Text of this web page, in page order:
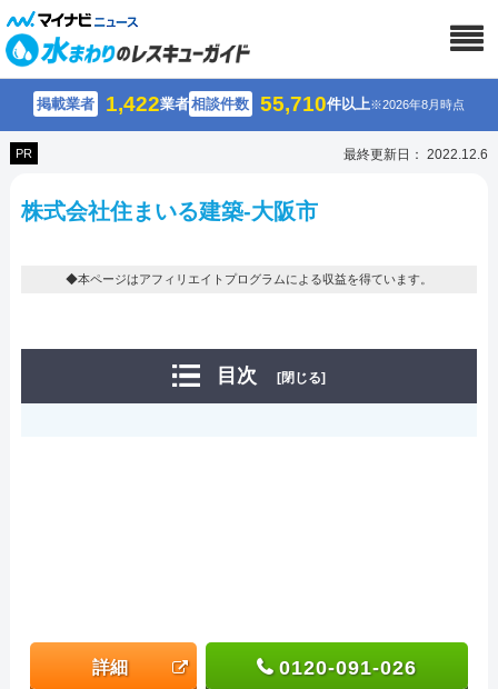
掲載業者 1,422業者相談件数 55,710件以上※2026年8月時点
PR 最終更新日： 2022.12.6
株式会社住まいる建築-大阪市
◆本ページはアフィリエイトプログラムによる収益を得ています。
目次 [閉じる]
詳細 0120-091-026